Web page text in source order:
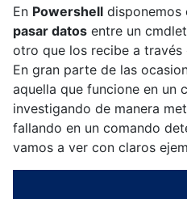
En Powershell disponemos
pasar datos entre un
otro que los recibe a través
En gran parte de las
aquella que funcione en un
investigando de manera
fallando en un comando
vamos a ver con claros